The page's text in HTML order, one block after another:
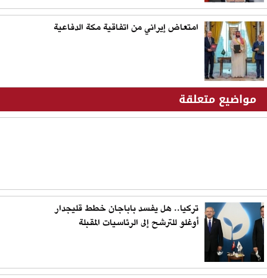
امتعاض إيراني من اتفاقية مكة الدفاعية
مواضيع متعلقة
تركيا.. هل يفسد باباجان خطط قليجدار
أوغلو للترشح إلى الرئاسيات المقبلة